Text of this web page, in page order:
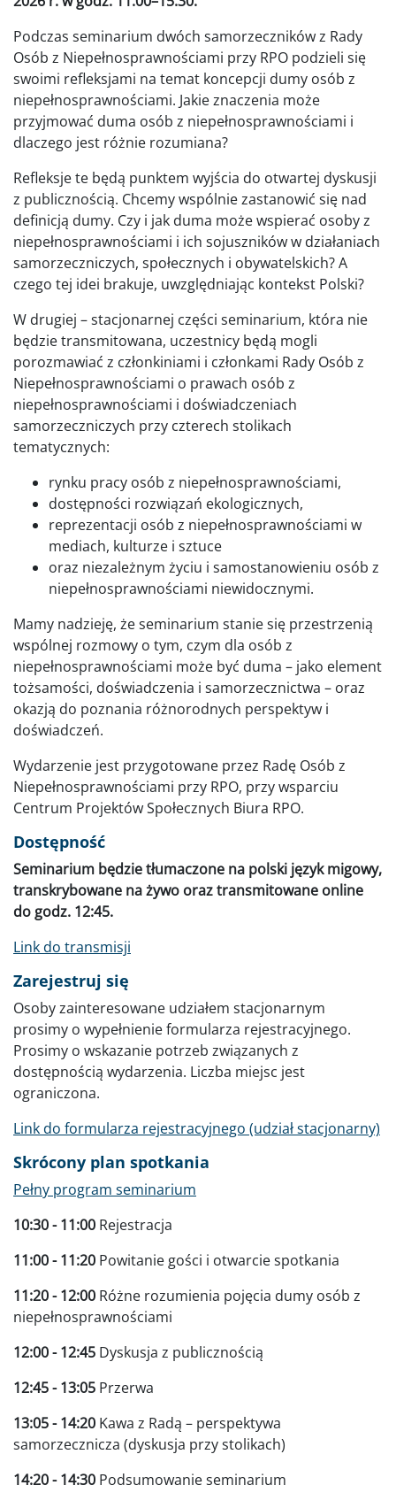
Podczas seminarium dwóch samorzeczników z Rady
Osób z Niepełnosprawnościami przy RPO podzieli się
swoimi refleksjami na temat koncepcji dumy osób z
niepełnosprawnościami. Jakie znaczenia może
przyjmować duma osób z niepełnosprawnościami i
dlaczego jest różnie rozumiana?
Refleksje te będą punktem wyjścia do otwartej dyskusji
z publicznością. Chcemy wspólnie zastanowić się nad
definicją dumy. Czy i jak duma może wspierać osoby z
niepełnosprawnościami i ich sojuszników w działaniach
samorzeczniczych, społecznych i obywatelskich? A
czego tej idei brakuje, uwzględniając kontekst Polski?
W drugiej – stacjonarnej części seminarium, która nie
będzie transmitowana, uczestnicy będą mogli
porozmawiać z członkiniami i członkami Rady Osób z
Niepełnosprawnościami o prawach osób z
niepełnosprawnościami i doświadczeniach
samorzeczniczych przy czterech stolikach
tematycznych:
rynku pracy osób z niepełnosprawnościami,
dostępności rozwiązań ekologicznych,
reprezentacji osób z niepełnosprawnościami w
mediach, kulturze i sztuce
oraz niezależnym życiu i samostanowieniu osób z
niepełnosprawnościami niewidocznymi.
Mamy nadzieję, że seminarium stanie się przestrzenią
wspólnej rozmowy o tym, czym dla osób z
niepełnosprawnościami może być duma – jako element
tożsamości, doświadczenia i samorzecznictwa – oraz
okazją do poznania różnorodnych perspektyw i
doświadczeń.
Wydarzenie jest przygotowane przez Radę Osób z
Niepełnosprawnościami przy RPO, przy wsparciu
Centrum Projektów Społecznych Biura RPO.
Dostępność
Seminarium będzie tłumaczone na polski język migowy,
transkrybowane na żywo oraz transmitowane online
do godz. 12:45.
Link do transmisji
Zarejestruj się
Osoby zainteresowane udziałem stacjonarnym
prosimy o wypełnienie formularza rejestracyjnego.
Prosimy o wskazanie potrzeb związanych z
dostępnością wydarzenia. Liczba miejsc jest
ograniczona.
Link do formularza rejestracyjnego (udział stacjonarny)
Skrócony plan spotkania
Pełny program seminarium
10:30 - 11:00 Rejestracja
11:00 - 11:20 Powitanie gości i otwarcie spotkania
11:20 - 12:00 Różne rozumienia pojęcia dumy osób z
niepełnosprawnościami
12:00 - 12:45 Dyskusja z publicznością
12:45 - 13:05 Przerwa
13:05 - 14:20 Kawa z Radą – perspektywa
samorzecznicza (dyskusja przy stolikach)
14:20 - 14:30 Podsumowanie seminarium